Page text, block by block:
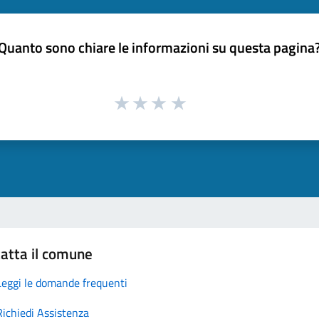
sono chiare le informazioni su questa
il comune
le domande frequenti
Assistenza